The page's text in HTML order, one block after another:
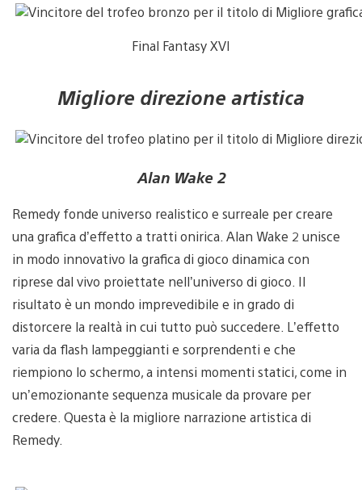
Final Fantasy XVI
Migliore direzione artistica
Alan Wake 2
Remedy fonde universo realistico e surreale per creare
una grafica d’effetto a tratti onirica. Alan Wake 2 unisce
in modo innovativo la grafica di gioco dinamica con
riprese dal vivo proiettate nell’universo di gioco. Il
risultato è un mondo imprevedibile e in grado di
distorcere la realtà in cui tutto può succedere. L’effetto
varia da flash lampeggianti e sorprendenti e che
riempiono lo schermo, a intensi momenti statici, come in
un’emozionante sequenza musicale da provare per
credere. Questa è la migliore narrazione artistica di
Remedy.